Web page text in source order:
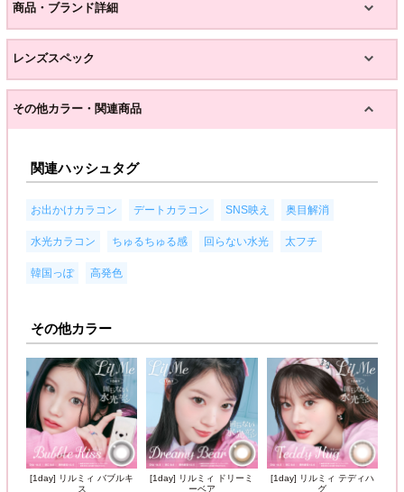
商品・ブランド詳細
レンズスペック
その他カラー・関連商品
関連ハッシュタグ
お出かけカラコン デートカラコン SNS映え 奥目解消
水光カラコン ちゅるちゅる感 回らない水光 太フチ
韓国っぽ 高発色
その他カラー
[1day] リルミィ バブルキ
ス
[1day] リルミィ ドリーミ
ーベア
[1day] リルミィ テディハ
グ